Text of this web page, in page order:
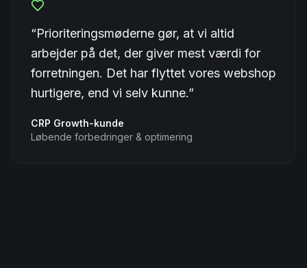
“Prioriteringsmøderne gør, at vi altid
arbejder på det, der giver mest værdi for
forretningen. Det har flyttet vores webshop
hurtigere, end vi selv kunne.”
CRP Growth-kunde
Løbende forbedringer & optimering